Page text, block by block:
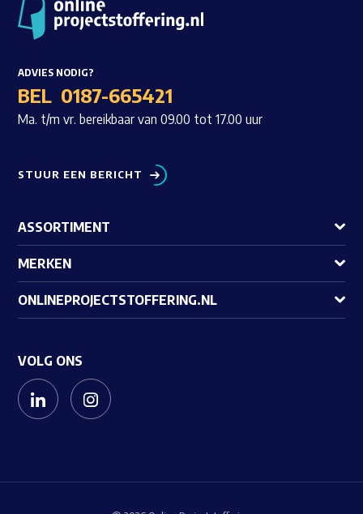
ADVIES NODIG?
BEL 0187-665421
Ma. t/m vr. bereikbaar van 09.00 tot 17.00 uur
STUUR EEN BERICHT
ASSORTIMENT
MERKEN
ONLINEPROJECTSTOFFERING.NL
VOLG ONS